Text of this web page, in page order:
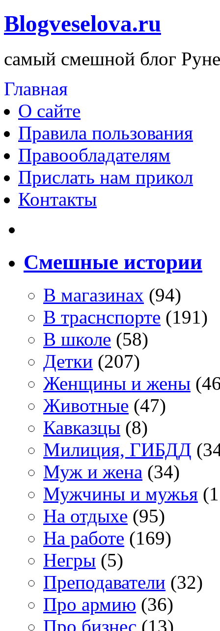
Blogveselova.ru
самый смешной блог
Главная
О сайте
Правила пользования
Правообладателям
Прислать нам прикол
Контакты
Смешные истории
В магазинах (94)
В траснспорте (191)
В школе (58)
Детки (207)
Женщины и жены
Животные (47)
Кавказцы (8)
Милиция, ГИБДД
Муж и жена (34)
Мужчины и мужья
На отдыхе (95)
На работе (169)
Негры (5)
Преподаватели (32)
Про армию (36)
Про бизнес (13)